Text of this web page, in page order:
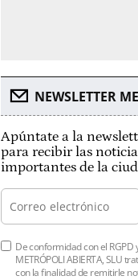
NEWSLETTER
Apúntate a la
para recibir las
importantes de la
De conformidad con el RGPD
METRÓPOLI ABIERTA, SLU
con la finalidad de remitirle